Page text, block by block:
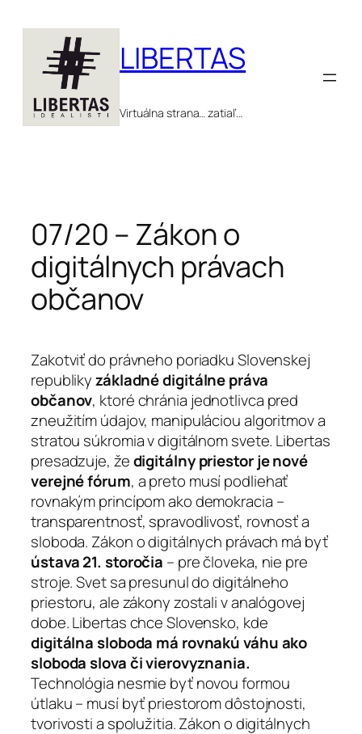
obsah
LIBERTAS
Virtuálna strana… zatiaľ…
07/20 – Zákon o
digitálnych právach
občanov
Zakotviť do právneho poriadku Slovenskej
republikyzákladné digitálne práva
občanov, ktoré chránia jednotlivca pred
zneužitím údajov, manipuláciou algoritmov a
stratou súkromia v digitálnom svete. Libertas
presadzuje, žedigitálny priestor je nové
verejné fórum, a preto musí podliehať
rovnakým princípom ako demokracia –
transparentnosť, spravodlivosť, rovnosť a
sloboda. Zákon o digitálnych právach má byť
ústava 21. storočia – pre človeka, nie pre
stroje. Svet sa presunul do digitálneho
priestoru, ale zákony zostali v analógovej
dobe. Libertas chce Slovensko, kde
digitálna sloboda má rovnakú váhu ako
sloboda slova či vierovyznania.
Technológia nesmie byť novou formou
útlaku – musí byť priestorom dôstojnosti,
tvorivosti a spolužitia. Zákon o digitálnych